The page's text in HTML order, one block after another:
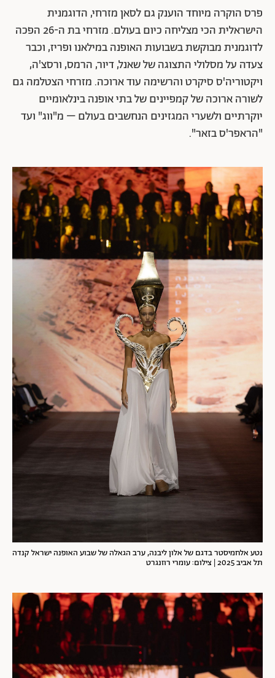
פרס הוקרה מיוחד הוענק גם לסאן מזרחי, הדוגמנית
הישראלית הכי מצליחה כיום בעולם. מזרחי בת ה-26 הפכה
לדוגמנית מבוקשת בשבועות האופנה במילאנו ופריז, וכבר
צעדה על מסלולי התצוגה של שאנל, דיור, הרמס, ורסצ'ה,
ויקטוריה'ס סיקרט והרשימה עוד ארוכה. מזרחי הצטלמה גם
לשורה ארוכה של קמפיינים של בתי אופנה בינלאומיים
יוקרתיים ולשערי המגזינים הנחשבים בעולם – מ"ווג" ועד
"הראפר'ס בזאר".
נטע אלחמיסטר בדגם של אלון ליבנה, ערב הגאלה של שבוע האופנה ישראל קנדה
תל אביב 2025 | צילום: עומרי רוזנגרט